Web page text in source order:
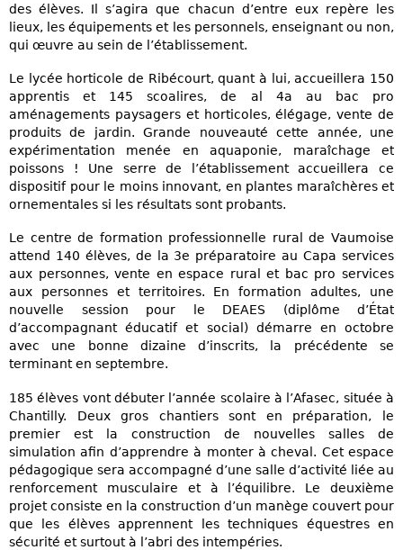
des élèves. Il s’agira que chacun d’entre eux repère les
lieux, les équipements et les personnels, enseignant ou non,
qui œuvre au sein de l’établissement.
Le lycée horticole de Ribécourt, quant à lui, accueillera 150
apprentis et 145 scoalires, de al 4a au bac pro
aménagements paysagers et horticoles, élégage, vente de
produits de jardin. Grande nouveauté cette année, une
expérimentation menée en aquaponie, maraîchage et
poissons ! Une serre de l’établissement accueillera ce
dispositif pour le moins innovant, en plantes maraîchères et
ornementales si les résultats sont probants.
Le centre de formation professionnelle rural de Vaumoise
attend 140 élèves, de la 3e préparatoire au Capa services
aux personnes, vente en espace rural et bac pro services
aux personnes et territoires. En formation adultes, une
nouvelle session pour le DEAES (diplôme d’État
d’accompagnant éducatif et social) démarre en octobre
avec une bonne dizaine d’inscrits, la précédente se
terminant en septembre.
185 élèves vont débuter l’année scolaire à l’Afasec, située à
Chantilly. Deux gros chantiers sont en préparation, le
premier est la construction de nouvelles salles de
simulation afin d’apprendre à monter à cheval. Cet espace
pédagogique sera accompagné d’une salle d’activité liée au
renforcement musculaire et à l’équilibre. Le deuxième
projet consiste en la construction d’un manège couvert pour
que les élèves apprennent les techniques équestres en
sécurité et surtout à l’abri des intempéries.